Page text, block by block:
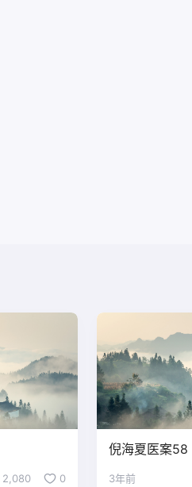
2,080 0
倪海夏医案58
3年前